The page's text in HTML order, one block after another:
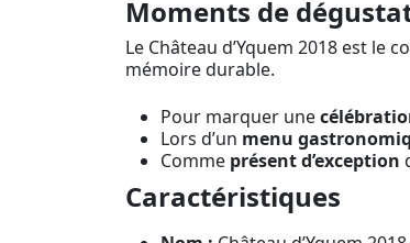
Moments de
Le Château d’Yquem 2018 est
mémoire durable.
Pour marquer une
Lors d’un menu
Comme présent d’exception
Caractéristiques